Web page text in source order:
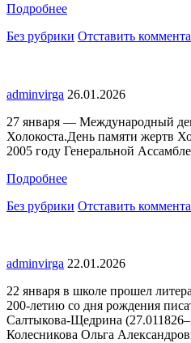
Подробнее
Без рубрики Отставить
adminvirga 26.01.2026
27 января — Международный
Холокоста.День памяти жертв
2005 году Генеральной
Подробнее
Без рубрики Отставить
adminvirga 22.01.2026
22 января в школе прошел
200-летию со дня рождения
Салтыкова-Щедрина
Колесникова Ольга